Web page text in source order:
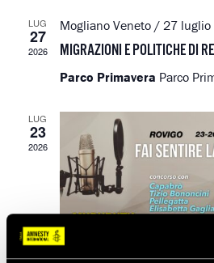
LUG
27
2026
Mogliano Veneto / 27 luglio
MIGRAZIONI E POLITICHE DI
Parco Primavera Parco
LUG
23
2026